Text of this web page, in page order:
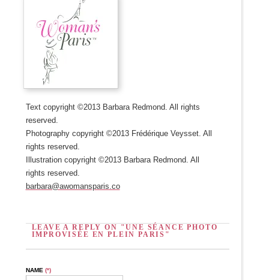
Text copyright ©2013 Barbara Redmond. All rights
reserved.
Photography copyright ©2013 Frédérique Veysset. All
rights reserved.
Illustration copyright ©2013 Barbara Redmond. All
rights reserved.
barbara@awomansparis.co
LEAVE A REPLY ON "UNE SÉANCE PHOTO
IMPROVISÉE EN PLEIN PARIS"
NAME (*)